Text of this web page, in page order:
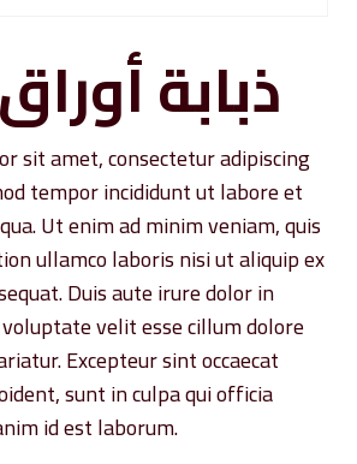
ذبابة
sit amet, consectetur adipiscing
tempor incididunt ut labore et
Ut enim ad minim veniam, quis
ullamco laboris nisi ut aliquip ex
Duis aute irure dolor in
velit esse cillum dolore
Excepteur sint occaecat
sunt in culpa qui officia
id est laborum.